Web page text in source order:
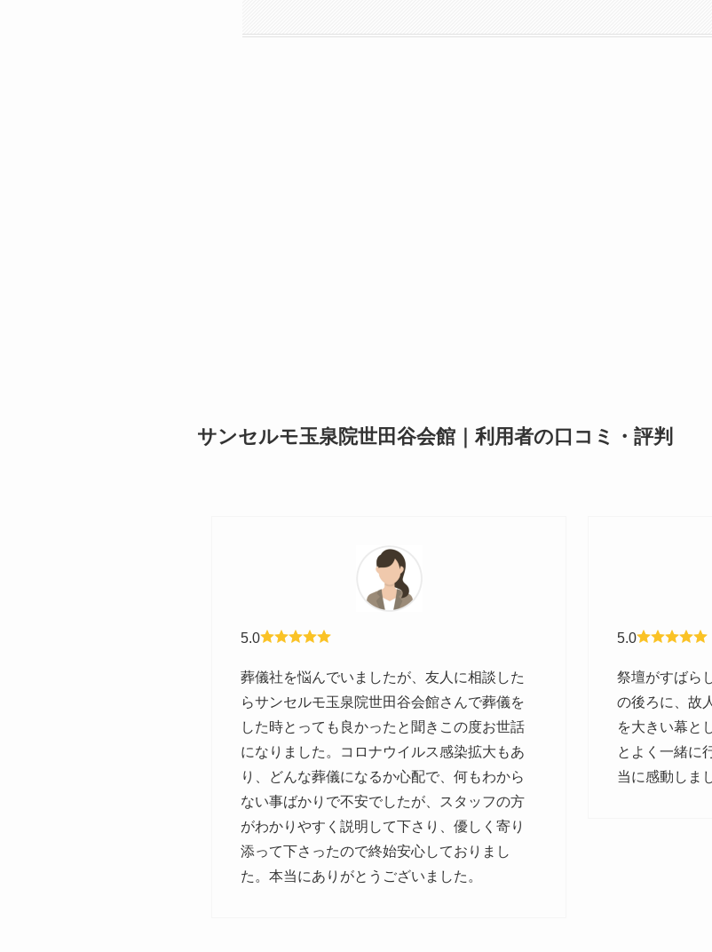
サンセルモ玉泉院世田谷会館｜利用者の口コミ・評判
5.0
葬儀社を悩んでいましたが、友人に相談した
らサンセルモ玉泉院世田谷会館さんで葬儀を
した時とっても良かったと聞きこの度お世話
になりました。コロナウイルス感染拡大もあ
り、どんな葬儀になるか心配で、何もわから
ない事ばかりで不安でしたが、スタッフの方
がわかりやすく説明して下さり、優しく寄り
添って下さったので終始安心しておりまし
た。本当にありがとうございました。
5.0
祭壇がすばら
の後ろに、故
を大きい幕と
とよく一緒に
当に感動しま